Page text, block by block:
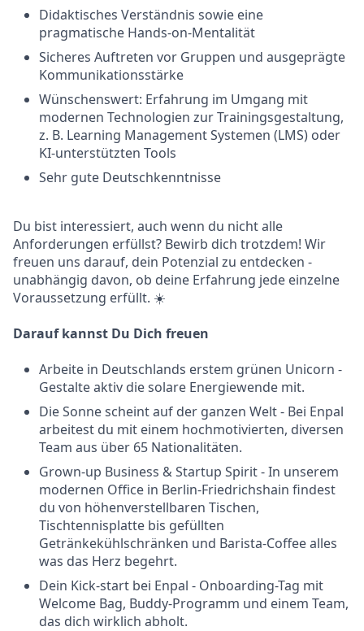
Didaktisches Verständnis sowie eine
pragmatische Hands-on-Mentalität
Sicheres Auftreten vor Gruppen und ausgeprägte
Kommunikationsstärke
Wünschenswert: Erfahrung im Umgang mit
modernen Technologien zur Trainingsgestaltung,
z. B. Learning Management Systemen (LMS) oder
KI-unterstützten Tools
Sehr gute Deutschkenntnisse
Du bist interessiert, auch wenn du nicht alle
Anforderungen erfüllst? Bewirb dich trotzdem! Wir
freuen uns darauf, dein Potenzial zu entdecken -
unabhängig davon, ob deine Erfahrung jede einzelne
Voraussetzung erfüllt. ☀️
Darauf kannst Du Dich freuen
Arbeite in Deutschlands erstem grünen Unicorn -
Gestalte aktiv die solare Energiewende mit.
Die Sonne scheint auf der ganzen Welt - Bei Enpal
arbeitest du mit einem hochmotivierten, diversen
Team aus über 65 Nationalitäten.
Grown-up Business & Startup Spirit - In unserem
modernen Office in Berlin-Friedrichshain findest
du von höhenverstellbaren Tischen,
Tischtennisplatte bis gefüllten
Getränkekühlschränken und Barista-Coffee alles
was das Herz begehrt.
Dein Kick-start bei Enpal - Onboarding-Tag mit
Welcome Bag, Buddy-Programm und einem Team,
das dich wirklich abholt.